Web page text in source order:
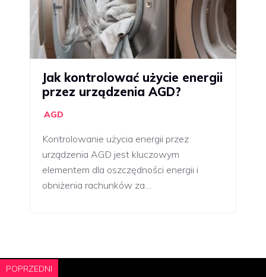
Jak kontrolować użycie energii
przez urządzenia AGD?
AGD
Kontrolowanie użycia energii przez
urządzenia AGD jest kluczowym
elementem dla oszczędności energii i
obniżenia rachunków za…
POPRZEDNI